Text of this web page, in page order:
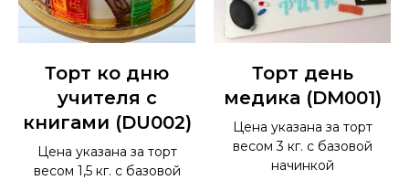
Торт ко дню
учителя с
книгами (DU002)
Цена указана за торт
весом 1,5 кг. с базовой
Торт день
медика (DM001)
Цена указана за торт
весом 3 кг. с базовой
начинкой